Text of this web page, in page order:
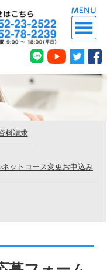
料請求
ットコース変更お申込み